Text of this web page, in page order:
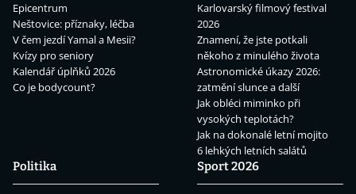
Epicentrum
Neštovice: příznaky, léčba
V čem jezdí Yamal a Mesii?
Kvízy pro seniory
Kalendář úplňků 2026
Co je bodycount?
Karlovarský filmový festival
2026
Znamení, že jste potkali
někoho z minulého života
Astronomické úkazy 2026:
zatmění slunce a další
Jak obléci miminko při
vysokých teplotách?
Jak na dokonalé letní mojito
6 lehkých letních salátů
Politika
Sport 2026